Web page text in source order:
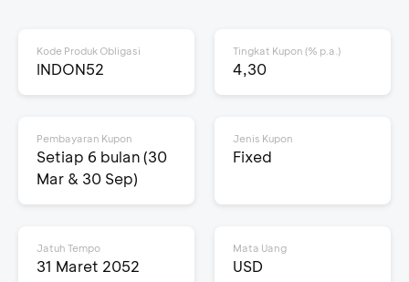
Kode Produk Obligasi
INDON52
Tingkat Kupon (% p.a.)
4,30
Pembayaran Kupon
Setiap 6 bulan (30
Mar & 30 Sep)
Jenis Kupon
Fixed
Jatuh Tempo
31 Maret 2052
Mata Uang
USD